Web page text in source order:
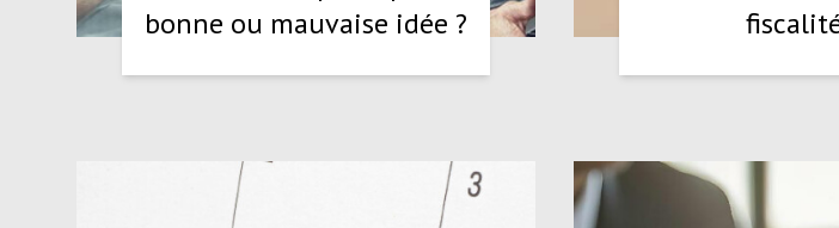
bonne ou mauvaise idée ?